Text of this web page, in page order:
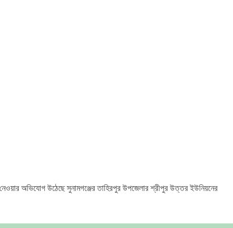
অভিযোগ উঠেছে সুনামগঞ্জের তাহিরপুর উপজেলার শ্রীপুর উত্তর ইউনিয়নের